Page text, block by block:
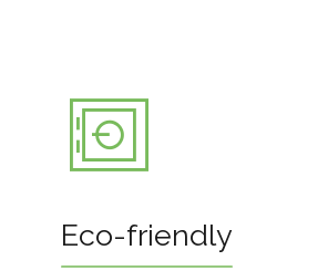
Eco-friendly